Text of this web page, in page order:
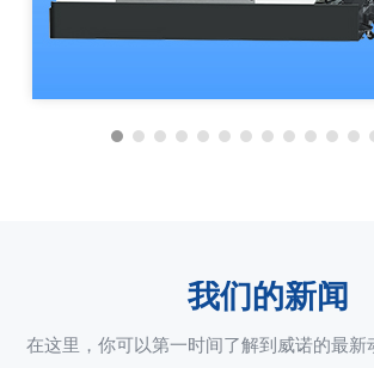
我们的新闻
在这里，你可以第一时间了解到威诺的最新